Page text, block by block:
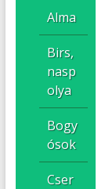
Alma
Birs,
nasp
olya
Bogy
ósok
Cser